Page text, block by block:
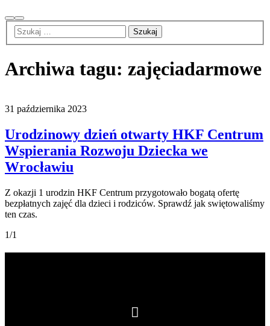
Archiwa tagu: zajęciadarmowe
31 października 2023
Urodzinowy dzień otwarty HKF Centrum
Wspierania Rozwoju Dziecka we
Wrocławiu
Z okazji 1 urodzin HKF Centrum przygotowało bogatą ofertę
bezpłatnych zajęć dla dzieci i rodziców. Sprawdź jak swiętowaliśmy
ten czas.
1/1